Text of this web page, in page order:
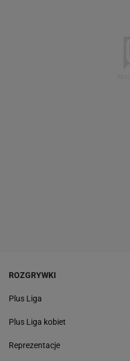
ROZGRYWKI
Plus Liga
Plus Liga kobiet
Reprezentacje